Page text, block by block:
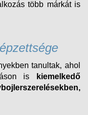
több márkát is
tanultak, ahol
is kiemelkedő